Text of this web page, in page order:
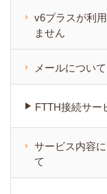
v6プラスが利
ません
メールについて
FTTH接続サー
サービス内容
て